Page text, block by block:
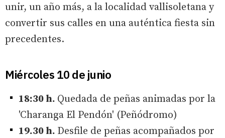
unir, un año más, a la localidad vallisoletana y
convertir sus calles en una auténtica fiesta sin
precedentes.
Miércoles 10 de junio
18:30 h. Quedada de peñas animadas por la
'Charanga El Pendón' (Peñódromo)
19.30 h. Desfile de peñas acompañados por